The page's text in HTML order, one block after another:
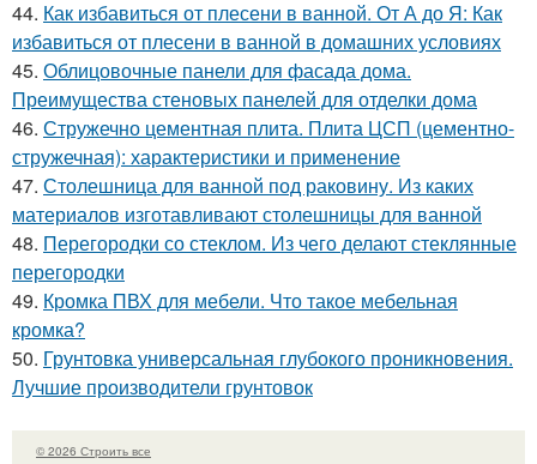
44. Как избавиться от плесени в ванной. От А до Я: Как
избавиться от плесени в ванной в домашних условиях
45. Облицовочные панели для фасада дома.
Преимущества стеновых панелей для отделки дома
46. Стружечно цементная плита. Плита ЦСП (цементно-
стружечная): характеристики и применение
47. Столешница для ванной под раковину. Из каких
материалов изготавливают столешницы для ванной
48. Перегородки со стеклом. Из чего делают стеклянные
перегородки
49. Кромка ПВХ для мебели. Что такое мебельная
кромка?
50. Грунтовка универсальная глубокого проникновения.
Лучшие производители грунтовок
© 2026 Строить все